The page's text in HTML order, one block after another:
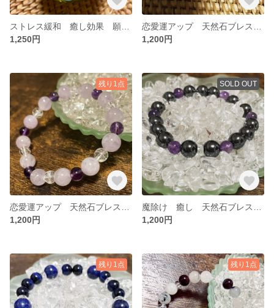
1,250円
1,200円
残り1点
1,200円
SOLD OUT
1,200円
残り1点 残り1点